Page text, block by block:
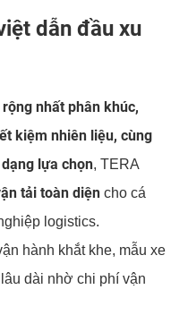
dẫn đầu xu
nhất phân khúc,
kiệm nhiên liệu, cùng
lựa chọn, TERA
tải toàn diện cho cá
logistics.
hành khắt khe, mẫu xe
dài nhờ chi phí vận